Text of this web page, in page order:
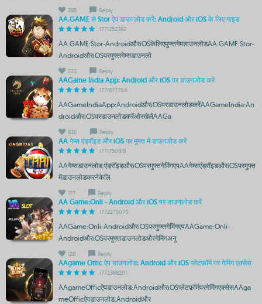
395 Reply
AA.GAME से Stor ऐप डाउनलोड करें: Android और iOS के लिए गाइड
1771252392
AA.GAME:Stor-AndroidऔरiOSकेलिएमुफ्तगेमडाउनलोडAA.GAME:Stor-
AndroidऔरiOSपरमुफ्तगेम्सडाउनलो
223 Reply
AAGame India App: Android और iOS पर डाउनलोड करें
1771677704
AAGameIndiaApp:AndroidऔरiOSपरडाउनलोडकरेंAAGameIndia:An
droidऔरiOSपरडाउनलोडकरेंऔरखेलेंAAGa
830 Reply
AA गेम्स एंड्रॉइड और iOS पर मुफ्त में डाउनलोड करें
1771750818
AAगेम्सडाउनलोड:एंड्रॉइडऔरiOSपरमुफ्तगेमिंगएपAAगेम्सएंड्रॉइडऔरiOSपरमुफ्त
मेंडाउनलोडकरनेकेलि
177 Reply
AA Game:Onli - Android और iOS पर डाउनलोड करें
1772275075
AAGame:Onli-AndroidऔरiOSपरमुफ्तगेमिंगएपAAGame:Onli-
AndroidऔरiOSपरमुफ्तडाउनलोडऔरगेमिंगअनु
128 Reply
AAgame Offic ऐप डाउनलोड: Android और iOS प्लेटफ़ॉर्म पर गेमिंग एक्सेस
1772388201
AAgameOfficऐपडाउनलोड:AndroidऔरiOSप्लेटफ़ॉर्मपरगेमिंगएक्सेसAAga
meOfficऐपडाउनलोड:Androidऔर